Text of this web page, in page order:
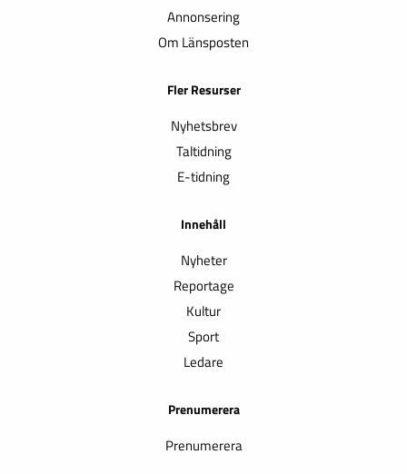
Annonsering
Om Länsposten
Fler Resurser
Nyhetsbrev
Taltidning
E-tidning
Innehåll
Nyheter
Reportage
Kultur
Sport
Ledare
Prenumerera
Prenumerera